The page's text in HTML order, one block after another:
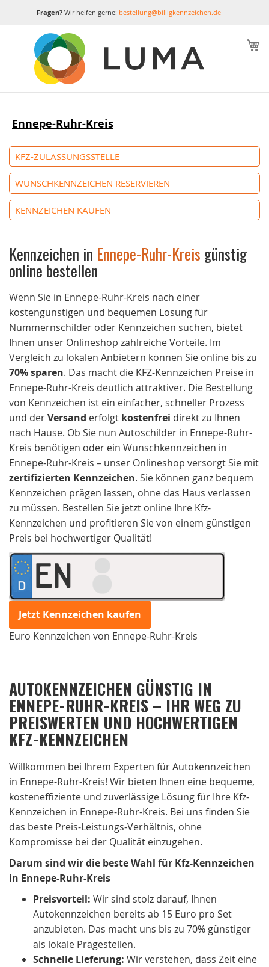
Fragen?Wir helfen gerne: bestellung@billigkennzeichen.de
Ennepe-Ruhr-Kreis
KFZ-ZULASSUNGSSTELLE
WUNSCHKENNZEICHEN RESERVIEREN
KENNZEICHEN KAUFEN
Kennzeichen in Ennepe-Ruhr-Kreisgünstig
online bestellen
Wenn Sie in Ennepe-Ruhr-Kreis nach einer
kostengünstigen und bequemen Lösung für
Nummernschilder oder Kennzeichen suchen, bietet
Ihnen unser Onlineshop zahlreiche Vorteile. Im
Vergleich zu lokalen Anbietern können Sie online bis zu
70% sparen. Das macht die KFZ-Kennzeichen Preise in
Ennepe-Ruhr-Kreis deutlich attraktiver. Die Bestellung
von Kennzeichen ist ein einfacher, schneller Prozess
und derVersand erfolgt kostenfrei direkt zu Ihnen
nach Hause. Ob Sie nun Autoschilder in Ennepe-Ruhr-
Kreis benötigen oder ein Wunschkennzeichen in
Ennepe-Ruhr-Kreis – unser Onlineshop versorgt Sie mit
zertifizierten Kennzeichen. Sie können ganz bequem
Kennzeichen prägen lassen, ohne das Haus verlassen
zu müssen. Bestellen Sie jetzt online Ihre Kfz-
Kennzeichen und profitieren Sie von einem günstigen
Preis bei hochwertiger Qualität!
EN
Jetzt Kennzeichen kaufen
Euro Kennzeichen von Ennepe-Ruhr-Kreis
AUTOKENNZEICHEN GÜNSTIG IN
ENNEPE-RUHR-KREIS – IHR WEG ZU
PREISWERTEN UND HOCHWERTIGEN
KFZ-KENNZEICHEN
Willkommen bei Ihrem Experten für Autokennzeichen
in Ennepe-Ruhr-Kreis! Wir bieten Ihnen eine bequeme,
kosteneffiziente und zuverlässige Lösung für Ihre Kfz-
Kennzeichen in Ennepe-Ruhr-Kreis. Bei uns finden Sie
das beste Preis-Leistungs-Verhältnis, ohne
Kompromisse bei der Qualität einzugehen.
Darum sind wir die beste Wahl für Kfz-Kennzeichen
in Ennepe-Ruhr-Kreis
Preisvorteil: Wir sind stolz darauf, Ihnen
Autokennzeichen bereits ab 15 Euro pro Set
anzubieten. Das macht uns bis zu 70% günstiger
als lokale Prägestellen.
Schnelle Lieferung: Wir verstehen, dass Zeit eine